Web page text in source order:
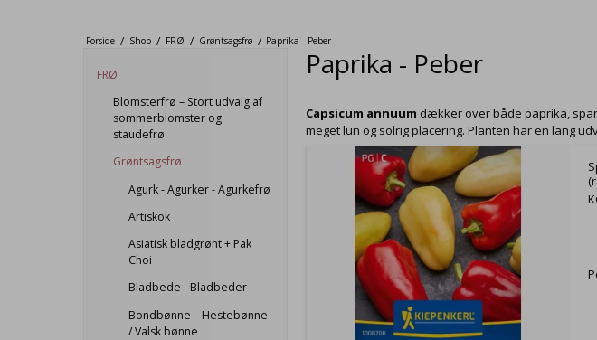
Forside / Shop / FRØ / Grøntsagsfrø / Paprika - Peber
FRØ
Blomsterfrø – Stort udvalg af
sommerblomster og
staudefrø
Grøntsagsfrø
Agurk - Agurker - Agurkefrø
Artiskok
Asiatisk bladgrønt + Pak
Choi
Bladbede - Bladbeder
Bondbønne – Hestebønne
/ Valsk bønne
Paprika - Peber
Capsicum annuum dækker over både paprika,
meget lun og solrig placering. Planten har en lang